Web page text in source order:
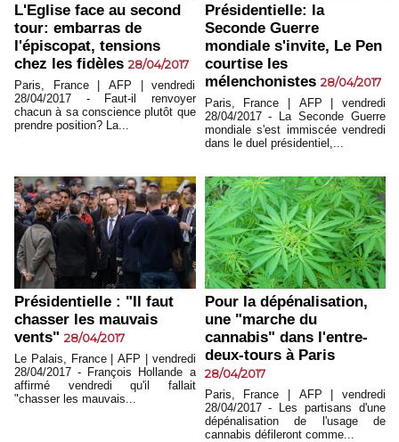
L'Eglise face au second
tour: embarras de
l'épiscopat, tensions
chez les fidèles 28/04/2017
Paris, France | AFP | vendredi
28/04/2017 - Faut-il renvoyer
chacun à sa conscience plutôt que
prendre position? La...
Présidentielle: la
Seconde Guerre
mondiale s'invite, Le Pen
courtise les
mélenchonistes 28/04/2017
Paris, France | AFP | vendredi
28/04/2017 - La Seconde Guerre
mondiale s'est immiscée vendredi
dans le duel présidentiel,...
Présidentielle : "Il faut
chasser les mauvais
vents" 28/04/2017
Le Palais, France | AFP | vendredi
28/04/2017 - François Hollande a
affirmé vendredi qu'il fallait
"chasser les mauvais...
Pour la dépénalisation,
une "marche du
cannabis" dans l'entre-
deux-tours à Paris
28/04/2017
Paris, France | AFP | vendredi
28/04/2017 - Les partisans d'une
dépénalisation de l'usage de
cannabis défileront comme...